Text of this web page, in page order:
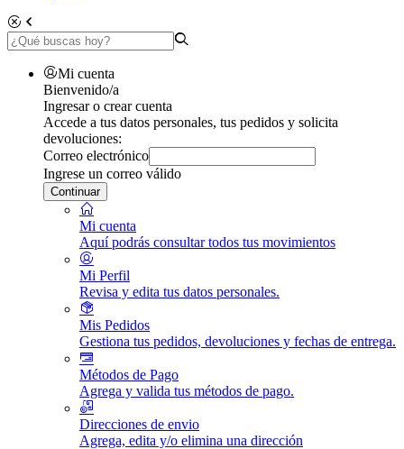
Mi cuenta
Bienvenido/a
Ingresar o crear cuenta
Accede a tus datos personales, tus pedidos y solicita
devoluciones:
Correo electrónico
Ingrese un correo válido
Continuar
Mi cuenta
Aquí podrás consultar todos tus movimientos
Mi Perfil
Revisa y edita tus datos personales.
Mis Pedidos
Gestiona tus pedidos, devoluciones y fechas de entrega.
Métodos de Pago
Agrega y valida tus métodos de pago.
Direcciones de envio
Agrega, edita y/o elimina una dirección